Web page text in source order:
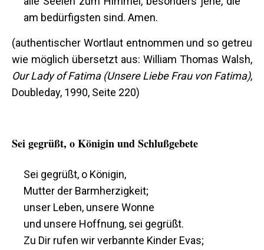
am bedürfigsten sind. Amen.
(authentischer Wortlaut entnommen und so getreu
wie möglich übersetzt aus: William Thomas Walsh,
Our Lady of Fatima (Unsere Liebe Frau von Fatima),
Doubleday, 1990, Seite 220)
Sei gegrüßt, o Königin und Schlußgebete
Sei gegrüßt, o Königin,
Mutter der Barmherzigkeit;
unser Leben, unsere Wonne
und unsere Hoffnung, sei gegrüßt.
Zu Dir rufen wir verbannte Kinder Evas;